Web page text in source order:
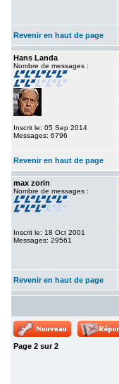
Revenir en haut de page
Hans Landa
Nombre de messages :
Inscrit le: 05 Sep 2014
Messages: 6796
Revenir en haut de page
max zorin
Nombre de messages :
Inscrit le: 18 Oct 2001
Messages: 29561
Revenir en haut de page
Page 2 sur2